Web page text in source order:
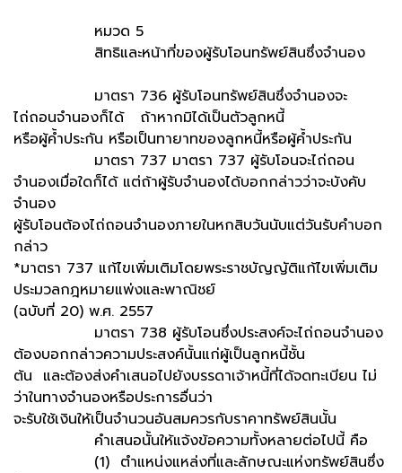
หมวด 5
สิทธิและหน้าที่ของผู้รับโอนทรัพย์สินซึ่งจำนอง
มาตรา 736 ผู้รับโอนทรัพย์สินซึ่งจำนองจะ
ไถ่ถอนจำนองก็ได้ ถ้าหากมิได้เป็นตัวลูกหนี้
หรือผู้ค้ำประกัน หรือเป็นทายาทของลูกหนี้หรือผู้ค้ำประกัน
มาตรา 737 มาตรา 737 ผู้รับโอนจะไถ่ถอน
จำนองเมื่อใดก็ได้ แต่ถ้าผู้รับจำนองได้บอกกล่าวว่าจะบังคับ
จำนอง
ผู้รับโอนต้องไถ่ถอนจำนองภายในหกสิบวันนับแต่วันรับคำบอก
กล่าว
*มาตรา 737 แก้ไขเพิ่มเติมโดยพระราชบัญญัติแก้ไขเพิ่มเติม
ประมวลกฎหมายแพ่งและพาณิชย์
(ฉบับที่ 20) พ.ศ. 2557
มาตรา 738 ผู้รับโอนซึ่งประสงค์จะไถ่ถอนจำนอง
ต้องบอกกล่าวความประสงค์นั้นแก่ผู้เป็นลูกหนี้ชั้น
ต้น และต้องส่งคำเสนอไปยังบรรดาเจ้าหนี้ที่ได้จดทะเบียน ไม่
ว่าในทางจำนองหรือประการอื่นว่า
จะรับใช้เงินให้เป็นจำนวนอันสมควรกับราคาทรัพย์สินนั้น
คำเสนอนั้นให้แจ้งข้อความทั้งหลายต่อไปนี้ คือ
(1) ตำแหน่งแหล่งที่และลักษณะแห่งทรัพย์สินซึ่ง